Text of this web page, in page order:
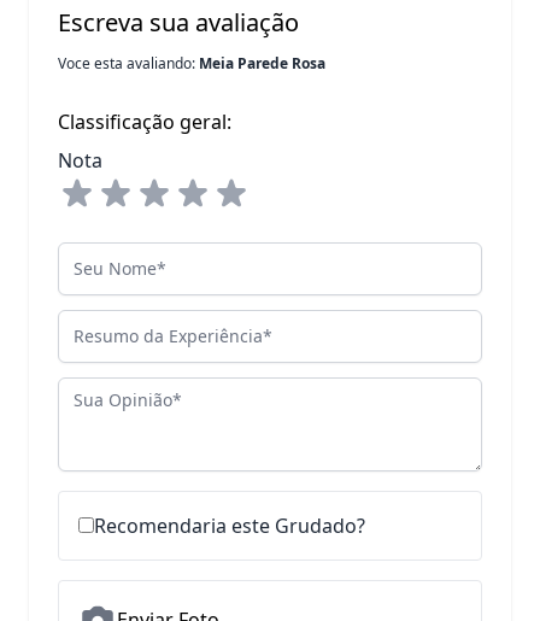
Escreva sua avaliação
Voce esta avaliando: Meia Parede Rosa
Classificação geral:
Nota
Seu Nome
Resumo da Experiência
Sua Opinião
Recomendaria este Grudado?